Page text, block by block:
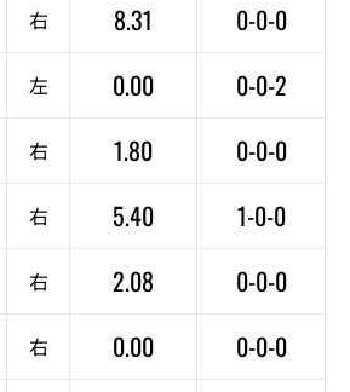
右 8.31 0-0-0
左 0.00 0-0-2
右 1.80 0-0-0
右 5.40 1-0-0
右 2.08 0-0-0
右 0.00 0-0-0